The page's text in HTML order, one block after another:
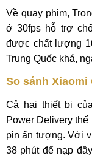
Về quay phim,
ở 30fps hỗ trợ
được chất lượng
Trung Quốc khá,
So sánh Xiaomi
Cả hai thiết bị
Power Delivery
pin ấn tượng. Với
38 phút để nạp